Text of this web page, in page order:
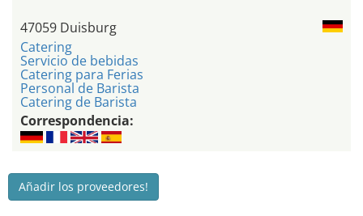
47059 Duisburg
Catering
Servicio de bebidas
Catering para Ferias
Personal de Barista
Catering de Barista
Correspondencia:
Añadir los proveedores!